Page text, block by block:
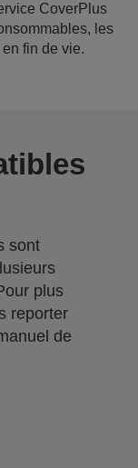
CoverPlus
les
fin de vie.
sont
plus
reporter
de